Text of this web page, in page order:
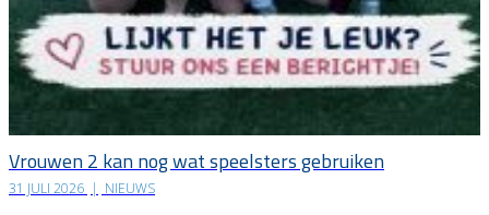
Vrouwen 2 kan nog wat speelsters gebruiken
31 JULI 2026 | NIEUWS